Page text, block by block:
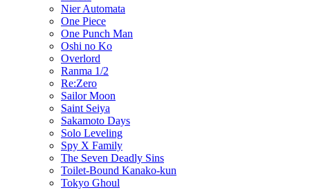
Nier Automata
One Piece
One Punch Man
Oshi no Ko
Overlord
Ranma 1/2
Re:Zero
Sailor Moon
Saint Seiya
Sakamoto Days
Solo Leveling
Spy X Family
The Seven Deadly Sins
Toilet-Bound Kanako-kun
Tokyo Ghoul